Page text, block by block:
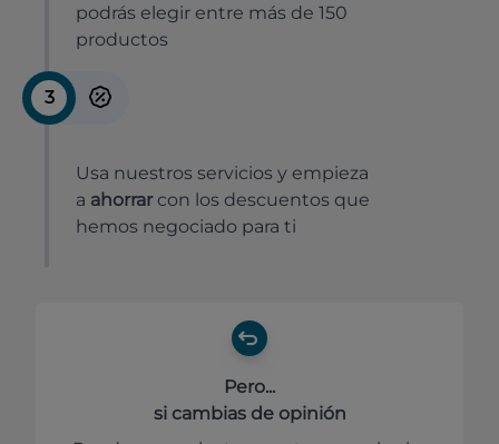
podrás elegir entre más de 150
productos
3
Usa nuestros servicios y empieza
a ahorrar con los descuentos que
hemos negociado para ti
Pero...
si cambias de opinión